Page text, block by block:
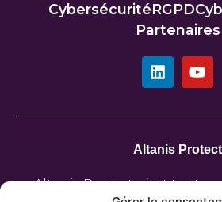
CybersécuritéRGPD
Partenaires
Altanis Protect
Altanis Protect, c’est tout